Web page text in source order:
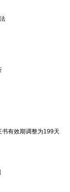
有效期调整为199天